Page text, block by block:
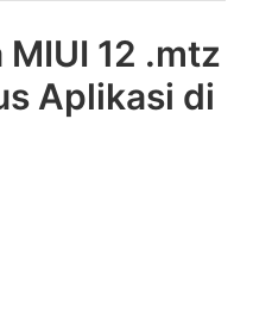
12 .mtz
Aplikasi di